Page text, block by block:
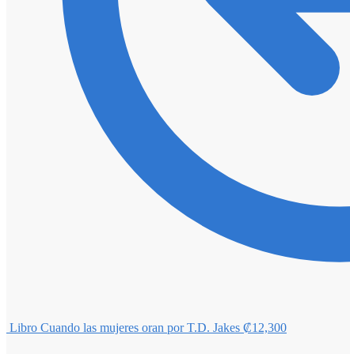
Libro Cuando las mujeres oran por T.D. Jakes ₡12,300